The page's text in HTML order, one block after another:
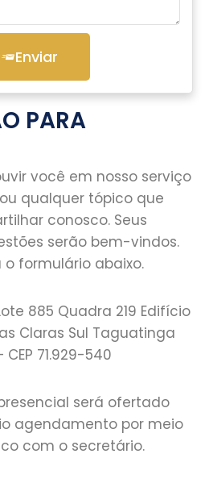
Enviar
PARA
você em nosso serviço
qualquer tópico que
conosco. Seus
serão bem-vindos.
o formulário abaixo.
885 Quadra 219 Edifício
Claras Sul Taguatinga
71.929-540
será ofertado
agendamento por meio
com o secretário.